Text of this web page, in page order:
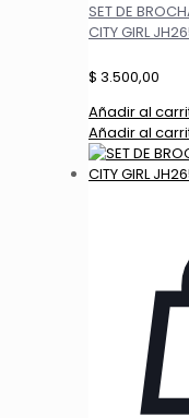
SET DE
CITY GIRL
$ 3.500,00
Añadir al
Añadir al